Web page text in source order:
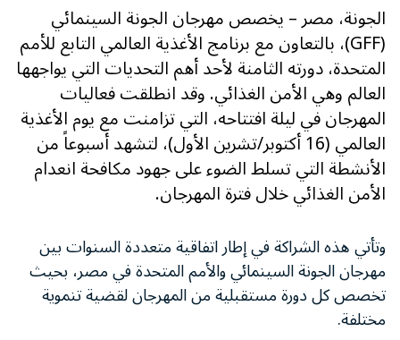
الجونة، مصر – يخصص مهرجان الجونة السينمائي
(GFF)، بالتعاون مع برنامج الأغذية العالمي التابع للأمم
المتحدة، دورته الثامنة لأحد أهم التحديات التي يواجهها
العالم وهي الأمن الغذائي. وقد انطلقت فعاليات
المهرجان في ليلة افتتاحه، التي تزامنت مع يوم الأغذية
العالمي (16 أكتوبر/تشرين الأول)، لتشهد أسبوعاً من
الأنشطة التي تسلط الضوء على جهود مكافحة انعدام
الأمن الغذائي خلال فترة المهرجان.
وتأتي هذه الشراكة في إطار اتفاقية متعددة السنوات بين
مهرجان الجونة السينمائي والأمم المتحدة في مصر، بحيث
تخصص كل دورة مستقبلية من المهرجان لقضية تنموية
مختلفة.